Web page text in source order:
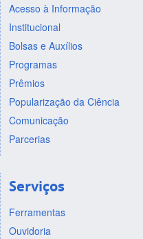
Acesso à Informação
Institucional
Bolsas e Auxílios
Programas
Prêmios
Popularização da Ciência
Comunicação
Parcerias
Serviços
Ferramentas
Ouvidoria